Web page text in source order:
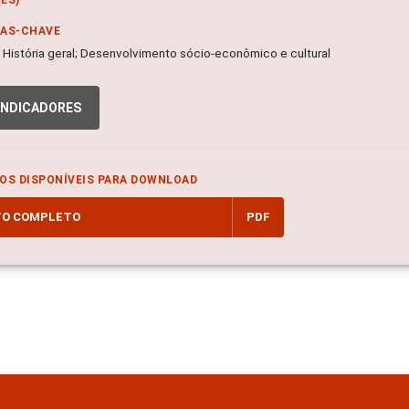
CHAVE
História geral; Desenvolvimento sócio-econômico e cultural
INDICADORES
DISPONÍVEIS PARA DOWNLOAD
COMPLETO PDF